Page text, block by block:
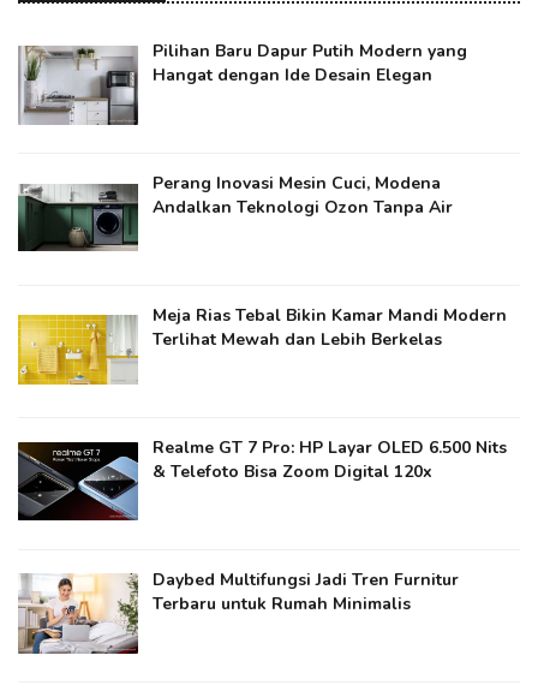
Pilihan Baru Dapur Putih Modern yang
Hangat dengan Ide Desain Elegan
Perang Inovasi Mesin Cuci, Modena
Andalkan Teknologi Ozon Tanpa Air
Meja Rias Tebal Bikin Kamar Mandi Modern
Terlihat Mewah dan Lebih Berkelas
Realme GT 7 Pro: HP Layar OLED 6.500 Nits
& Telefoto Bisa Zoom Digital 120x
Daybed Multifungsi Jadi Tren Furnitur
Terbaru untuk Rumah Minimalis